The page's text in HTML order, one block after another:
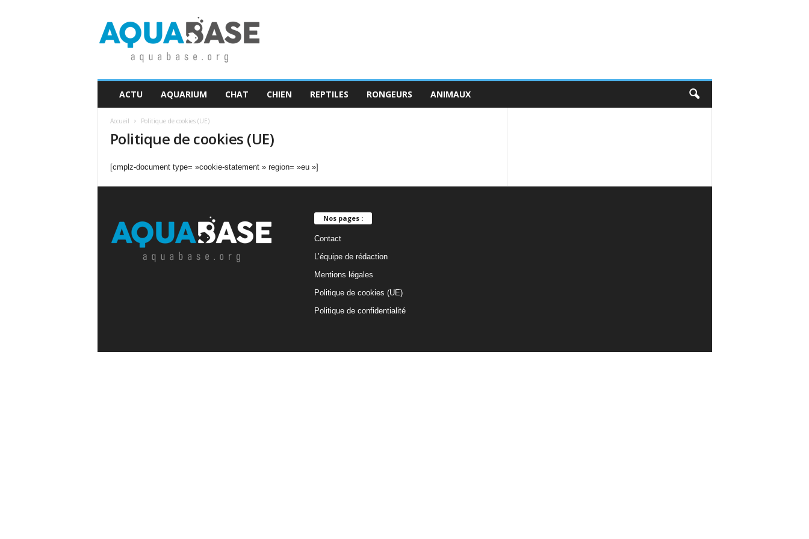
u
ACTU AQUARIUM CHAT CHIEN REPTILES RONGEURS ANIMAUX
Accueil Politique de cookies (UE)
Politique de cookies (UE)
[cmplz-document type= »cookie-statement » region= »eu »]
Nos pages :
Contact
L’équipe de rédaction
Mentions légales
Politique de cookies (UE)
Politique de confidentialité